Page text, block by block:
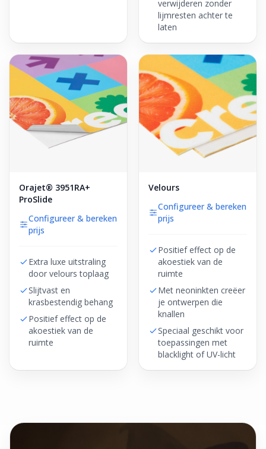
verwijderen zonder
lijmresten achter te
laten
Orajet® 3951RA+
ProSlide
Configureer & bereken
prijs
Extra luxe uitstraling
door velours toplaag
Slijtvast en
krasbestendig behang
Positief effect op de
akoestiek van de
ruimte
Velours
Configureer & bereken
prijs
Positief effect op de
akoestiek van de
ruimte
Met neoninkten creëer
je ontwerpen die
knallen
Speciaal geschikt voor
toepassingen met
blacklight of UV-licht